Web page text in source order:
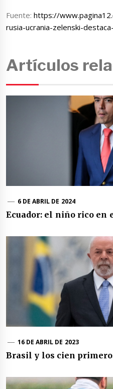
Fuente:https://
rusia-ucrania-zelenski-
Artículos
6 DE ABRIL DE 2024
Ecuador: el niño rico en
16 DE ABRIL DE 2023
Brasil y los cien